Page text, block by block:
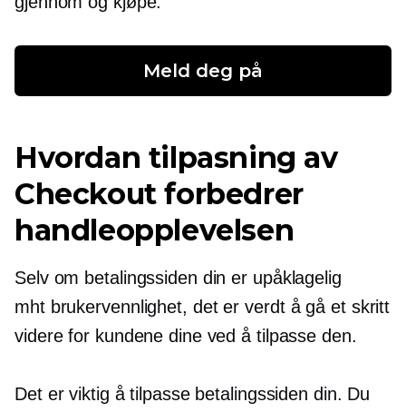
Meld deg på
Hvordan tilpasning av
Checkout forbedrer
handleopplevelsen
Selv om betalingssiden din er upåklagelig
mht brukervennlighet, det er verdt å gå et skritt
videre for kundene dine ved å tilpasse den.
Det er viktig å tilpasse betalingssiden din. Du